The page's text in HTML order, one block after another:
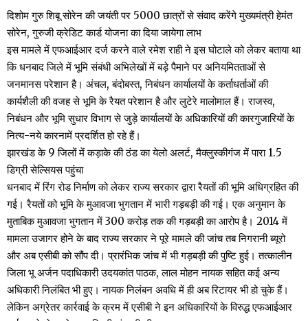
दिशोम गुरु शिबू सोरेन की जयंती पर 5000 छात्रों से संवाद करेंगे मुख्यमंत्री हेमंत
सोरेन, गुरुजी क्रेडिट कार्ड योजना का दिया जायेगा लाभ
इस मामले में एफआईआर दर्ज करने वाले रमेश राही ने इस घोटाले को लेकर बताया था
कि धनबाद जिले में भूमि संबंधी अभिलेखों में बड़े पैमाने पर अनियमितताओं से
जनमानस परेशान है। अंचल, बंदोबस्त, निबंधन कार्यालयों के कर्ताधर्ताओं की
कार्यशैली की वजह से भूमि के रैयत परेशान है और लुटेरे मालोमाल हैं। राजस्व,
निबंधन और भूमि सुधार विभाग से जुड़े कार्यालयों के अधिकारियों की कारगुजारियों के
नित्य-नये कारनामें प्रदर्शित हो रहे हैं।
झारखंड के 9 जिलों में कड़ाके की ठंड का येलो अलर्ट, मैक्लुस्कीगंज में पारा 1.5
डिग्री सेल्सियस पहुंचा
धनबाद में रिंग रोड निर्माण को लेकर राज्य सरकार द्वारा रैयतों की भूमि अधिग्रहित की
गई। रैयतों को भूमि के मुआवजा भुगतान में भारी गड़बड़ी की गई। एक अनुमान के
मुताबिक मुआवजा भुगतान में 300 करोड़ तक की गड़बड़ी का आरोप है। 2014 में
मामला उजागर होने के बाद राज्य सरकार ने पूरे मामले की जांच तब निगरानी ब्यूरो
और अब एसीबी को सौंप दी। प्रारंभिक जांच में भी गड़बड़ी की पुष्टि हुई। तत्कालीन
जिला भू अर्जन पदाधिकारी उदयकांत पाठक, लाल मोहन नायक सहित कई अन्य
अधिकारी निलंबित भी हुए। नायक निलंबन अवधि में ही अब रिटायर भी हो चुके हैं।
लेकिन अग्रेतर कार्रवाई के क्रम में एसीबी ने इन अधिकारियों के विरुद्ध एफआईआर